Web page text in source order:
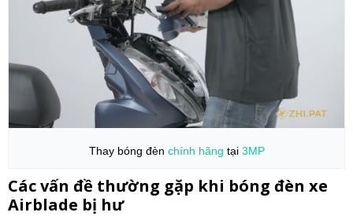
Thay bóng đèn chính hãng tại 3MP
Các vấn đề thường gặp khi bóng đèn xe
Airblade bị hư